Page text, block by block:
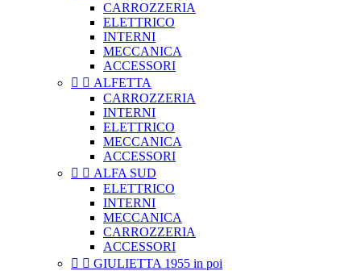
CARROZZERIA
ELETTRICO
INTERNI
MECCANICA
ACCESSORI
  ALFETTA
CARROZZERIA
INTERNI
ELETTRICO
MECCANICA
ACCESSORI
  ALFA SUD
ELETTRICO
INTERNI
MECCANICA
CARROZZERIA
ACCESSORI
  GIULIETTA 1955 in poi